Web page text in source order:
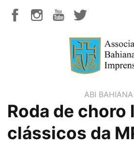
ABI BAHIANA
Roda de choro
clássicos da